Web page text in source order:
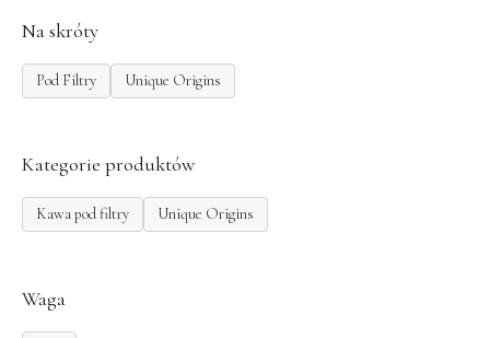
Na skróty
Pod Filtry Unique Origins
Kategorie produktów
Kawa pod filtry Unique Origins
Waga